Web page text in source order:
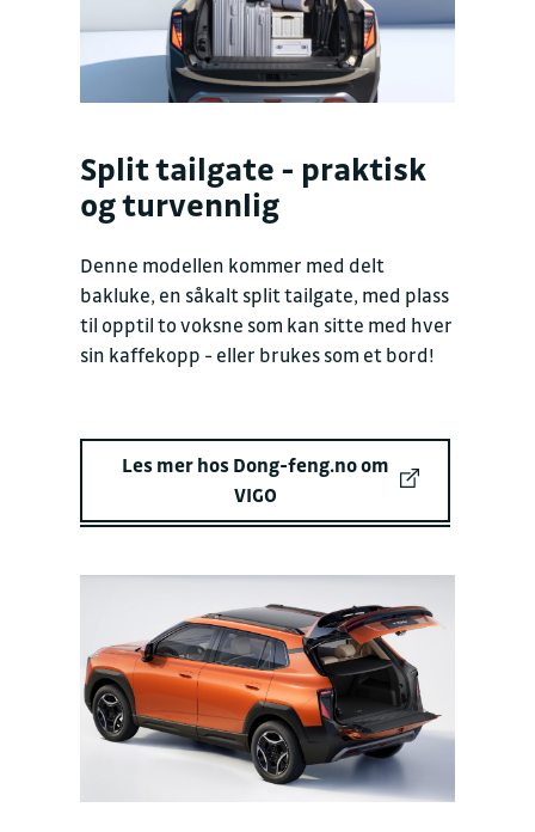
Split tailgate - praktisk
og turvennlig
Denne modellen kommer med delt
bakluke, en såkalt split tailgate, med plass
til opptil to voksne som kan sitte med hver
sin kaffekopp - eller brukes som et bord!
Les mer hos Dong-feng.no om
VIGO